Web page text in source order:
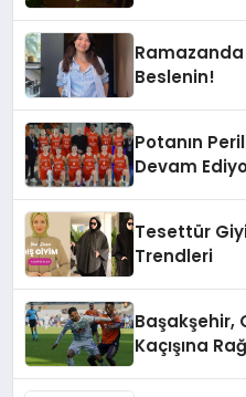
Ramazanda
Beslenin!
Potanın
Devam
Tesettür
Trendleri
Başakşehir,
Kaçışına